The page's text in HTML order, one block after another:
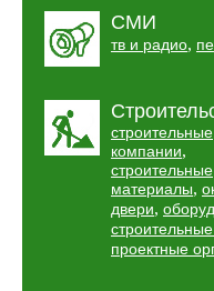
СМИ
тв и радио,
строительные
компании,
строительные
материалы,
двери,
строительные
проектные